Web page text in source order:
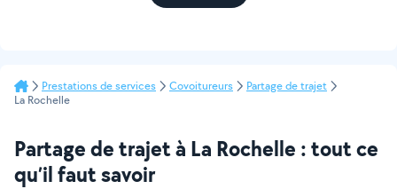
Prestations de services Covoitureurs
Partage de trajet
La Rochelle
Partage de trajet à La Rochelle : tout ce
qu’il faut savoir